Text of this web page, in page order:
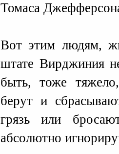
Томаса
Вот этим людям,
штате Вирджиния
быть, тоже
берут и
грязь или
абсолютно